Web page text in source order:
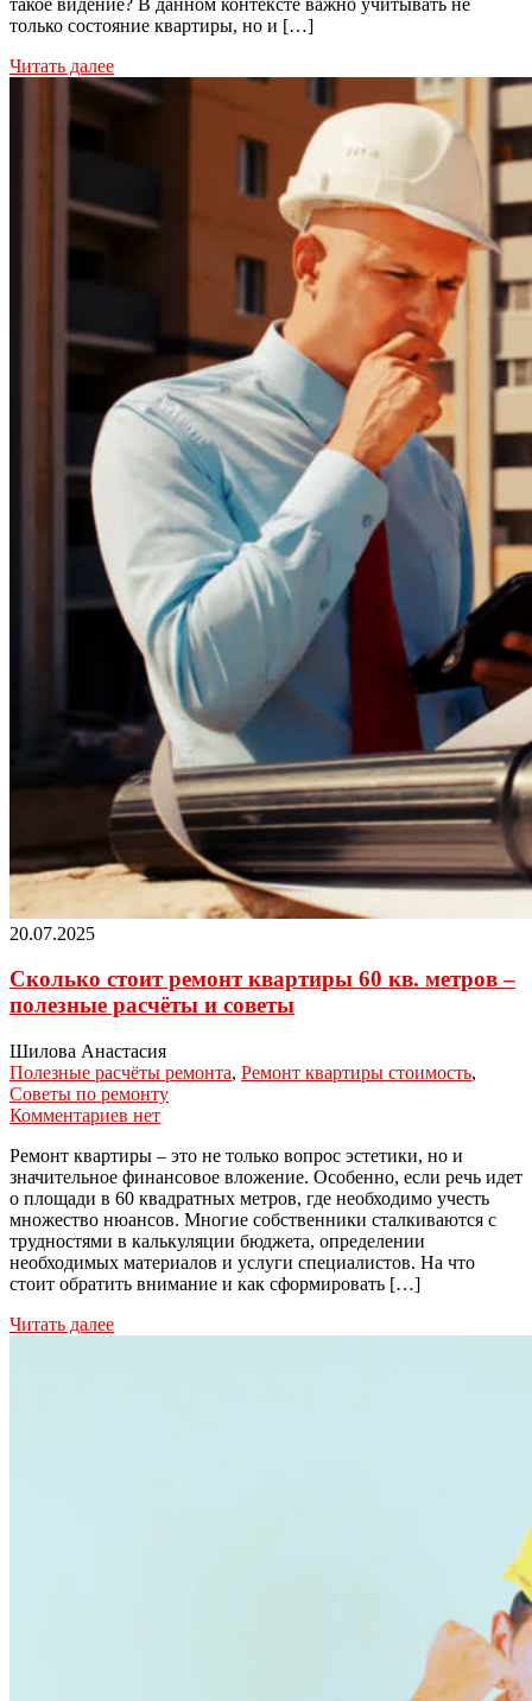
только состояние квартиры, но и […]
Читать далее
20.07.2025
Сколько стоит ремонт квартиры 60 кв. метров –
полезные расчёты и советы
Шилова Анастасия
Полезные расчёты ремонта, Ремонт квартиры стоимость,
Советы по ремонту
Комментариев нет
Ремонт квартиры – это не только вопрос эстетики, но и
значительное финансовое вложение. Особенно, если речь идет
о площади в 60 квадратных метров, где необходимо учесть
множество нюансов. Многие собственники сталкиваются с
трудностями в калькуляции бюджета, определении
необходимых материалов и услуги специалистов. На что
стоит обратить внимание и как сформировать […]
Читать далее